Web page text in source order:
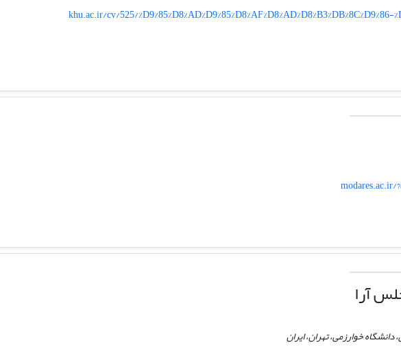
khu.ac.ir/cv/525/%D9%85%D8%AD%D9%85%D8%AF%D8%AD%D8%B3%DB%8C%D9%86-
modares.ac.ir/
آرا
خوارزمی، تهران، ایران